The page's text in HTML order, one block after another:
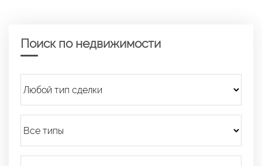
Поиск по недвижимости